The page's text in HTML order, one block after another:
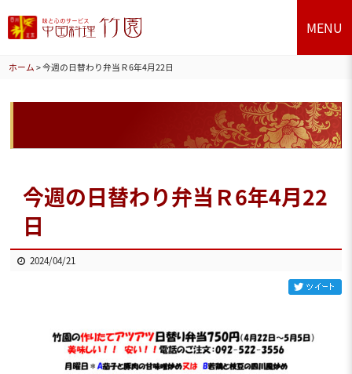
MENU
ホーム >今週の日替わり弁当Ｒ6年4月22日
今週の日替わり弁当Ｒ6年4月22
日
2024/04/21